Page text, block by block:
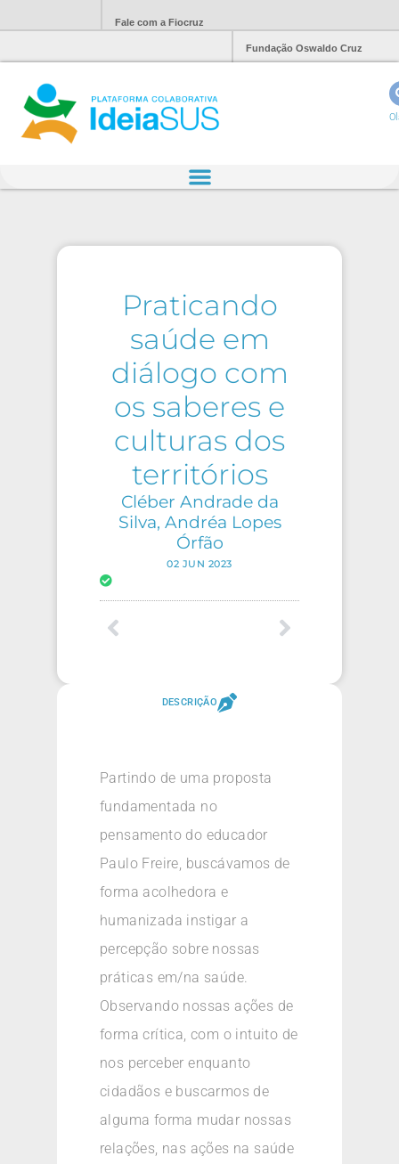
Fale com a Fiocruz
Fundação Oswaldo Cruz
Praticando
saúde em
diálogo com
os saberes e
culturas dos
territórios
Cléber Andrade da
Silva, Andréa Lopes
Órfão
02 JUN 2023
DESCRIÇÃO
Partindo de uma proposta
fundamentada no
pensamento do educador
Paulo Freire, buscávamos de
forma acolhedora e
humanizada instigar a
percepção sobre nossas
práticas em/na saúde.
Observando nossas ações de
forma crítica, com o intuito de
nos perceber enquanto
cidadãos e buscarmos de
alguma forma mudar nossas
relações, nas ações na saúde